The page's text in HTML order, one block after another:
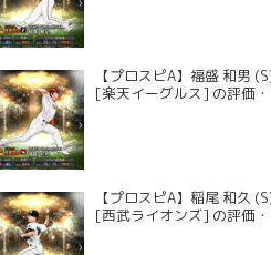
【プロスピA】福盛 和男
[楽天イーグルス] の評価
【プロスピA】稲尾 和久
[西武ライオンズ] の評価